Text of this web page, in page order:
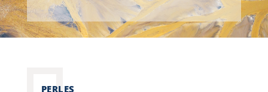
PERLES